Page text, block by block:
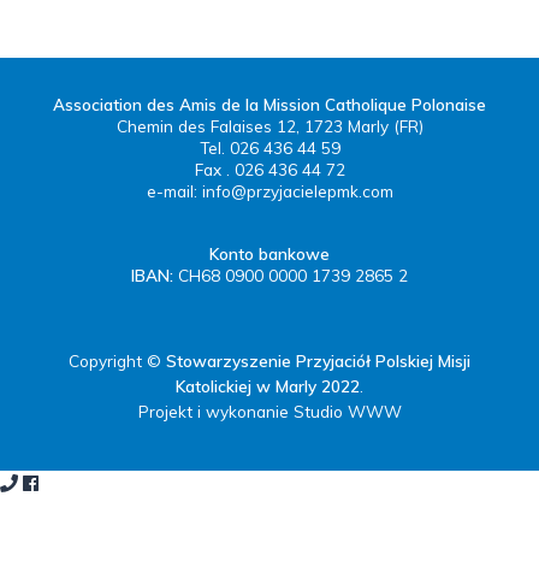
Association des Amis de la Mission Catholique Polonaise
Chemin des Falaises 12, 1723 Marly (FR)
Tel. 026 436 44 59
Fax . 026 436 44 72
e-mail: info@przyjacielepmk.com
Konto bankowe
IBAN: CH68 0900 0000 1739 2865 2
Copyright © Stowarzyszenie Przyjaciół Polskiej Misji
Katolickiej w Marly 2022
Projekt i wykonanie Studio WWW